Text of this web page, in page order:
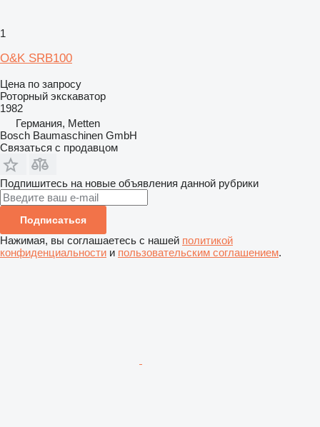
1
O&K SRB100
Цена по запросу
Роторный экскаватор
1982
Германия, Metten
Bosch Baumaschinen GmbH
Связаться с продавцом
Подпишитесь на новые объявления данной рубрики
Подписаться
Нажимая, вы соглашаетесь с нашей политикой
конфиденциальности и пользовательским соглашением.